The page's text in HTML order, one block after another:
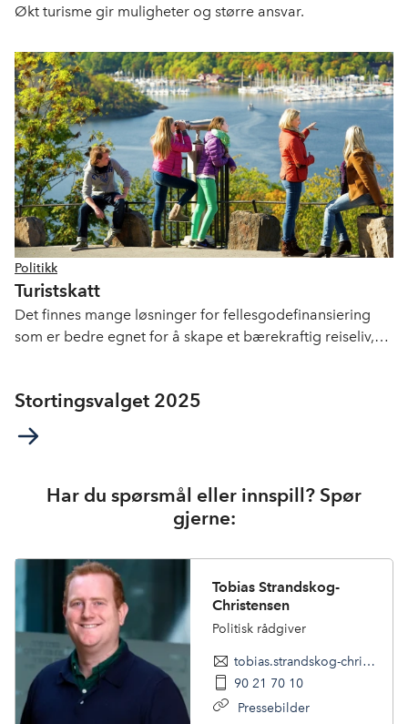
Økt turisme gir muligheter og større ansvar.
Politikk
Turistskatt
Det finnes mange løsninger for fellesgodefinansiering
som er bedre egnet for å skape et bærekraftig reiseliv,
Stortingsvalget 2025
Har du spørsmål eller innspill? Spør
gjerne:
Tobias Strandskog-
Christensen
Politisk rådgiver
tobias.strandskog-christensen@nhoreiseliv.no
90 21 70 10
Pressebilder